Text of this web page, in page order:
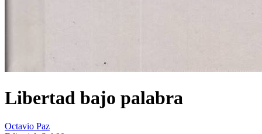
Libertad bajo palabra
Octavio Paz